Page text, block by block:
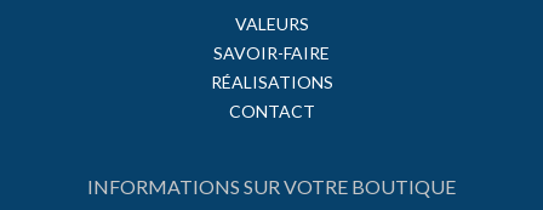
VALEURS
SAVOIR-FAIRE
RÉALISATIONS
CONTACT
INFORMATIONS SUR VOTRE BOUTIQUE